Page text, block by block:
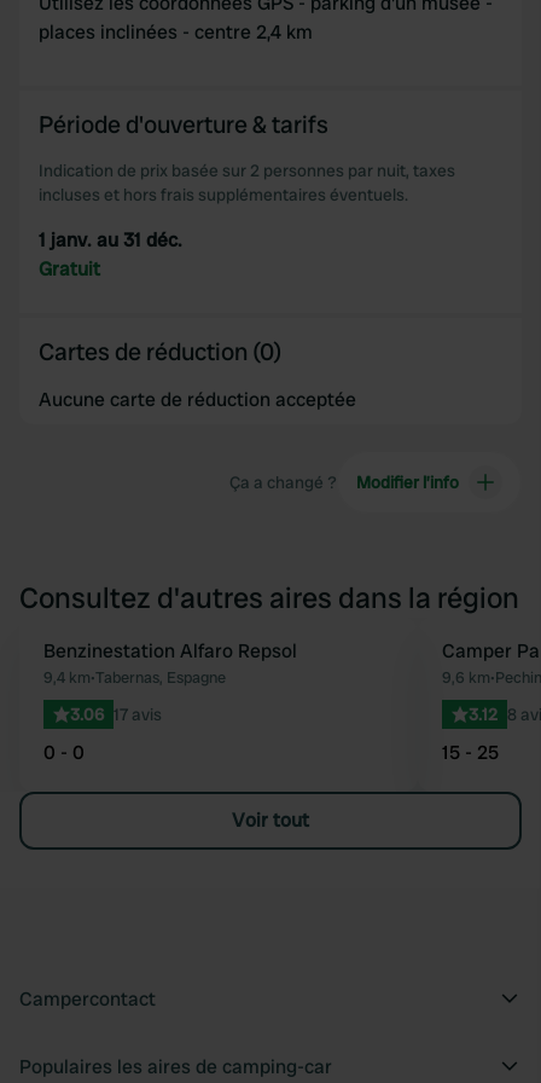
places inclinées - centre 2,4 km
Période d'ouverture & tarifs
Indication de prix basée sur 2 personnes par nuit, taxes
incluses et hors frais supplémentaires éventuels.
1 janv. au 31 déc.
Gratuit
Cartes de réduction (0)
Aucune carte de réduction acceptée
Ça a changé ? Modifier l’info
Consultez d'autres aires dans la région
Préféré
Benzinestation Alfaro Repsol
9,4 km•Tabernas, Espagne
3.06 17 avis
0 - 0
Camper
9,6 km•
3.12 8
15 - 25
Voir tout
Campercontact
Populaires les aires de camping-car